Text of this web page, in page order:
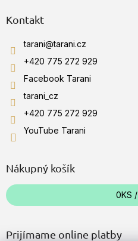
Kontakt
tarani@tarani.cz
+420 775 272 929
Facebook Tarani
tarani_cz
+420 775 272 929
YouTube Tarani
Nákupný košík
0KS /
Prijímame online platby